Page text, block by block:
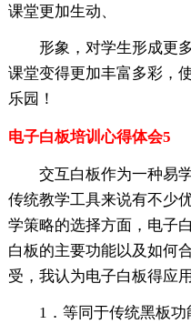
课堂更加生动、
形象，对学生形成更
课堂变得更加丰富多彩，
乐园！
电子白板培训心得体会5
交互白板作为一种易
传统教学工具来说有不少
学策略的选择方面，电子
白板的主要功能以及如何
受，我认为电子白板得应
1．等同于传统黑板